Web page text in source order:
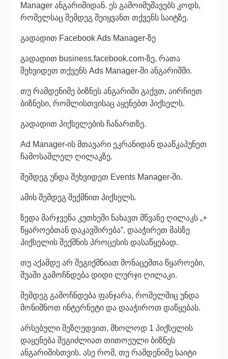
Manager ანგარიშიდან. ეს გამოიმუშავებს კოდს,
რომელსაც შემდეგ შეიყვანთ თქვენს საიტზე.
გადადით Facebook Ads Manager-ზე
გადადით business.facebook.com-ზე, რათა
შეხვიდეთ თქვენს Ads Manager-ში ანგარიშში.
თუ რამდენიმე ბიზნეს ანგარიში გაქვთ, აირჩიეთ
ბიზნესი, რომლისთვისაც აყენებთ პიქსელს.
გადადით პიქსელების ჩანართზე.
Ad Manager-ის მთავარი ეკრანიდან დააწკაპუნეთ
ჩამოსაშლელ ღილაკზე.
შემდეგ უნდა შეხვიდეთ Events Manager-ში.
ამის შემდეგ შექმნით პიქსელს.
ზედა მარჯვენა კუთხეში ნახავთ მწვანე ღილაკს „+
წყაროებთან დაკავშირება”. დააჭირეთ მასზე
პიქსელის შექმნის პროცესის დასაწყებად.
თუ აქამდე არ შეგიქმნიათ მონაცემთა წყაროები,
შუაში გამოჩნდება დიდი ლურჯი ღილაკი.
შემდეგ გამოჩნდება ფანჯარა, რომელშიც უნდა
მონიშნოთ ინტერნეტი და დააჭიროთ დაწყებას.
არსებული შეზღუდვით, მხოლოდ 1 პიქსელის
დაყენება შეგიძლიათ თითოეული ბიზნეს
ანგარიშისთვის. ასე რომ, თუ რამდენიმე საიტი